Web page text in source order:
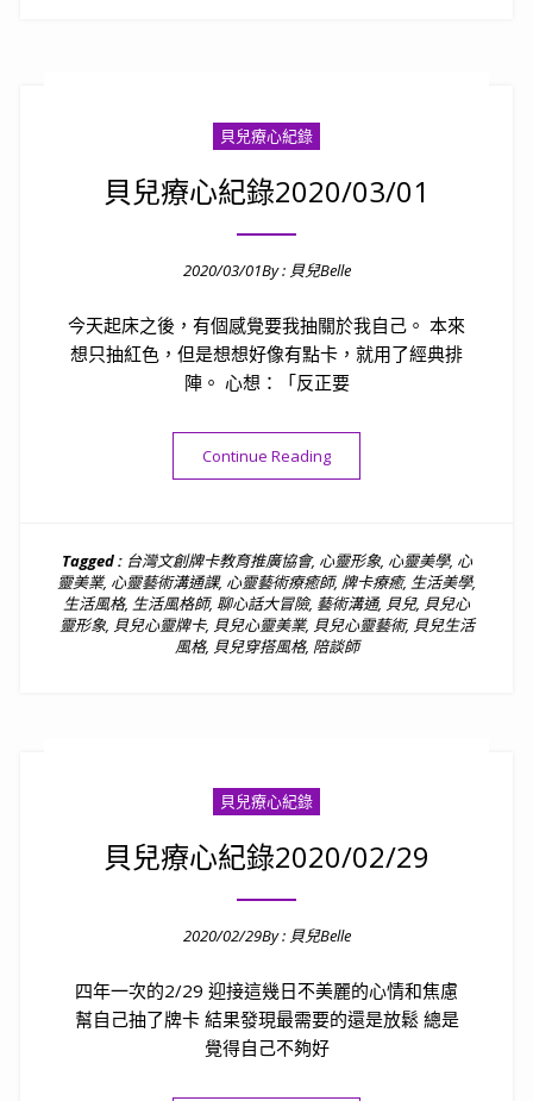
貝兒療心紀錄
貝兒療心紀錄2020/03/01
2020/03/01By : 貝兒Belle
今天起床之後，有個感覺要我抽關於我自己。 本來
想只抽紅色，但是想想好像有點卡，就用了經典排
陣。 心想：「反正要
Continue Reading“貝兒療心紀錄2020/03/01”
Tagged : 台灣文創牌卡教育推廣協會, 心靈形象, 心靈美學, 心
靈美業, 心靈藝術溝通課, 心靈藝術療癒師, 牌卡療癒, 生活美學,
生活風格, 生活風格師, 聊心話大冒險, 藝術溝通, 貝兒, 貝兒心
靈形象, 貝兒心靈牌卡, 貝兒心靈美業, 貝兒心靈藝術, 貝兒生活
風格, 貝兒穿搭風格, 陪談師
貝兒療心紀錄
貝兒療心紀錄2020/02/29
2020/02/29By : 貝兒Belle
四年一次的2/29 迎接這幾日不美麗的心情和焦慮
幫自己抽了牌卡 結果發現最需要的還是放鬆 總是
覺得自己不夠好